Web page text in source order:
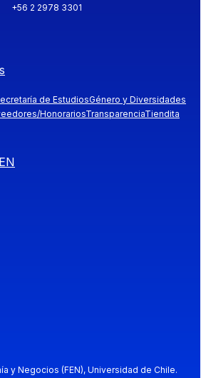
+56 2 2978 3301
de EstudiosGénero y Diversidades
HonorariosTransparenciaTiendita
y Negocios (FEN), Universidad de Chile.